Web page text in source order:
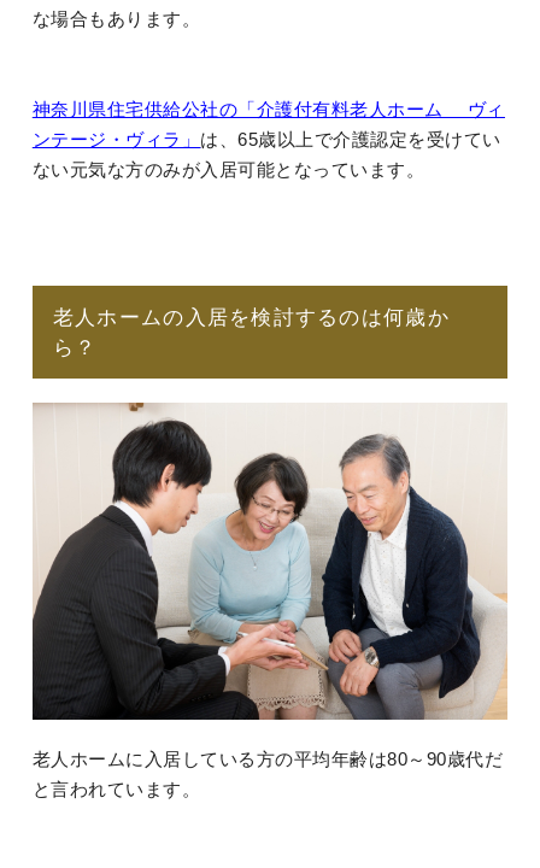
な場合もあります。
神奈川県住宅供給公社の「介護付有料老人ホーム ヴィ
ンテージ・ヴィラ」 は、65歳以上で介護認定を受けてい
ない元気な方のみが入居可能となっています。
老人ホームの入居を検討するのは何歳か
ら？
老人ホームに入居している方の平均年齢は80～90歳代だ
と言われています。